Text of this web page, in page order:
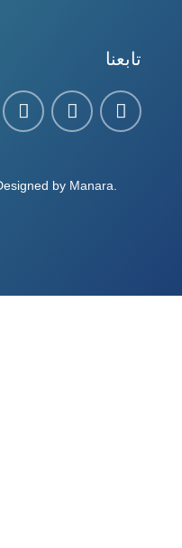
تابعنا
by Manara